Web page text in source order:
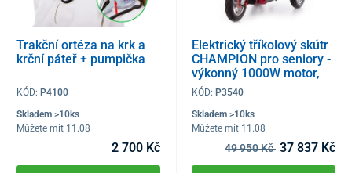
Trakční ortéza na krk a
krční páteř + pumpička
KÓD: P4100
Skladem >10ks
Můžete mít 11.08
2 700 Kč
Elektrický tříkolový skútr
CHAMPION pro seniory -
výkonný 1000W motor,
červený
KÓD: P3540
Skladem >10ks
Můžete mít 11.08
49 950 Kč 37 837 Kč